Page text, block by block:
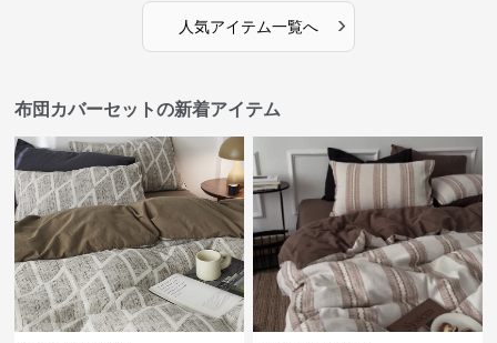
人気アイテム一覧へ ›
布団カバーセットの新着アイテム